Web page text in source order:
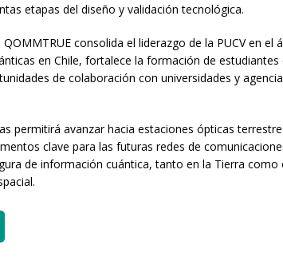
etapas del diseño y validación tecnológica.
consolida el liderazgo de la PUCV en el
en Chile, fortalece la formación de estudiantes
de colaboración con universidades y
permitirá avanzar hacia estaciones ópticas
clave para las futuras redes de
de información cuántica, tanto en la Tierra como